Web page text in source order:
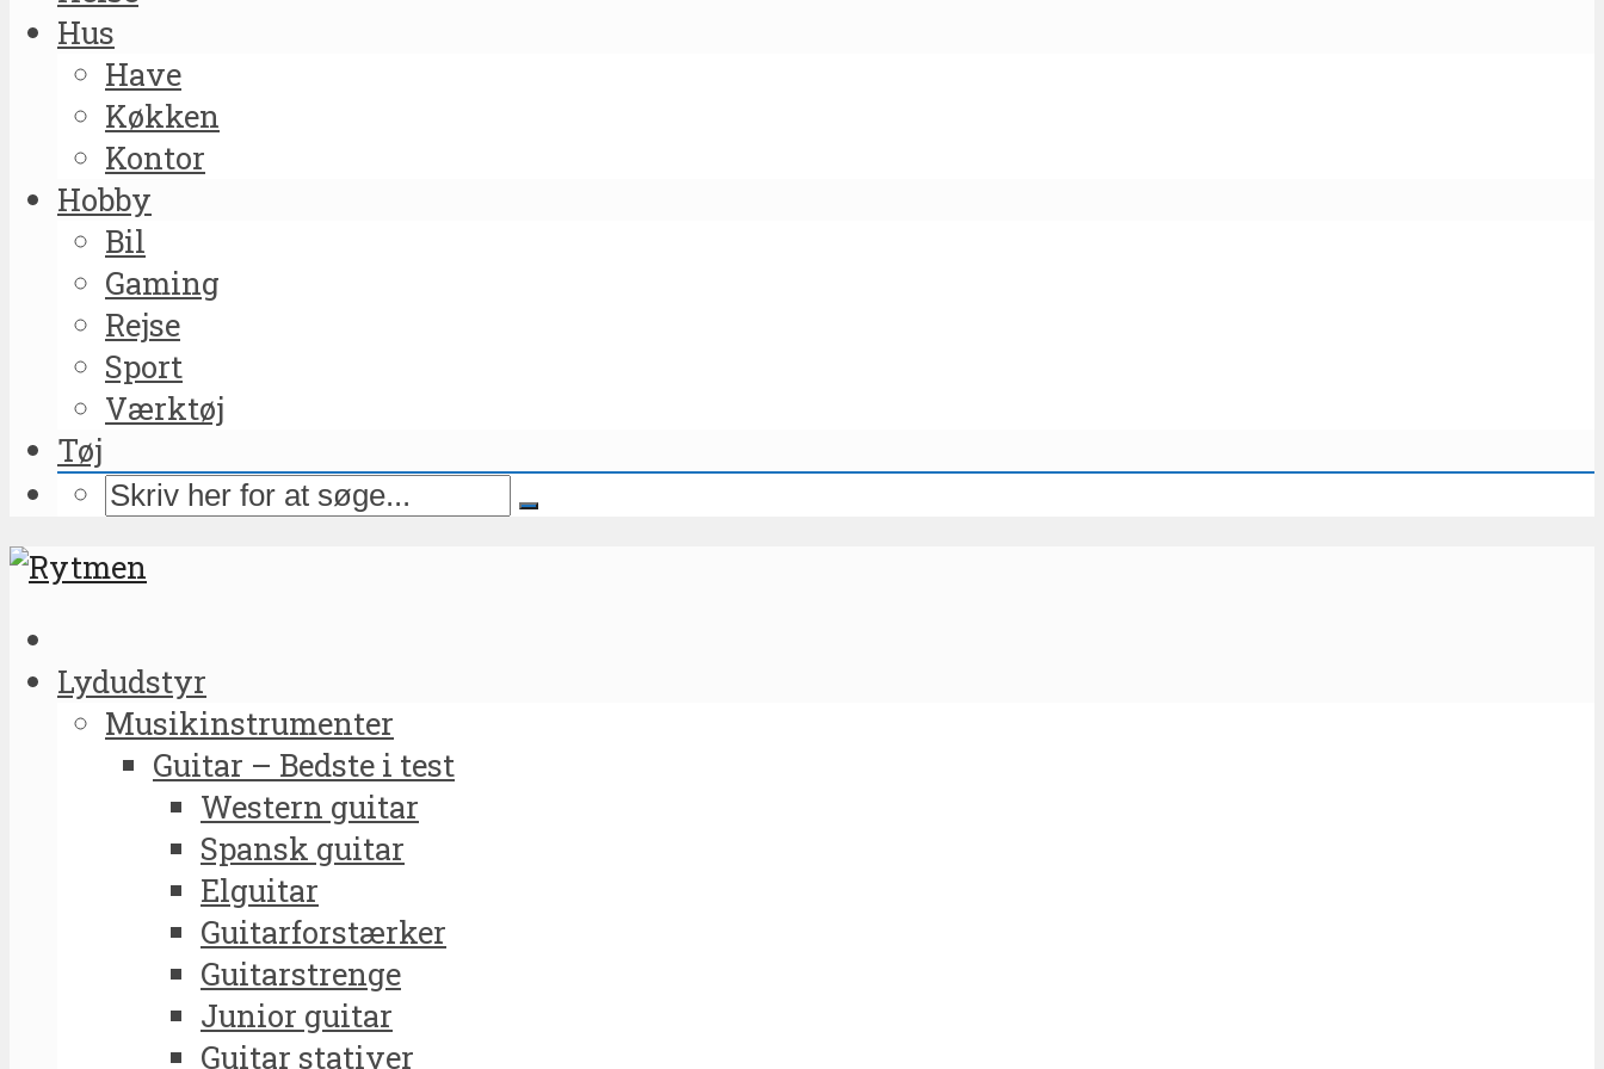
Hus
Have
Køkken
Kontor
Hobby
Bil
Gaming
Rejse
Sport
Værktøj
Tøj
Lydudstyr
Musikinstrumenter
Guitar – Bedste i test
Western guitar
Spansk guitar
Elguitar
Guitarforstærker
Guitarstrenge
Junior guitar
Guitar stativer